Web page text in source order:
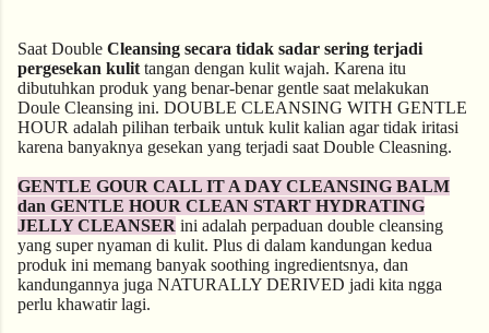
Saat Double Cleansing secara tidak sadar sering terjadi
pergesekan kulit tangan dengan kulit wajah. Karena itu
dibutuhkan produk yang benar-benar gentle saat melakukan
Doule Cleansing ini. DOUBLE CLEANSING WITH GENTLE
HOUR adalah pilihan terbaik untuk kulit kalian agar tidak iritasi
karena banyaknya gesekan yang terjadi saat Double Cleasning.
GENTLE GOUR CALL IT A DAY CLEANSING BALM
dan GENTLE HOUR CLEAN START HYDRATING
JELLY CLEANSER ini adalah perpaduan double cleansing
yang super nyaman di kulit. Plus di dalam kandungan kedua
produk ini memang banyak soothing ingredientsnya, dan
kandungannya juga NATURALLY DERIVED jadi kita ngga
perlu khawatir lagi.